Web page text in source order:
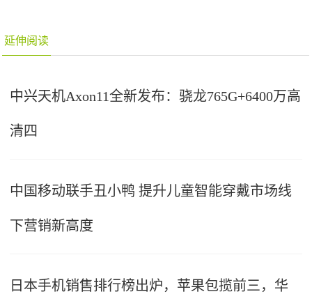
延伸阅读
中兴天机Axon11全新发布：骁龙765G+6400万高
清四
中国移动联手丑小鸭 提升儿童智能穿戴市场线
下营销新高度
日本手机销售排行榜出炉，苹果包揽前三，华